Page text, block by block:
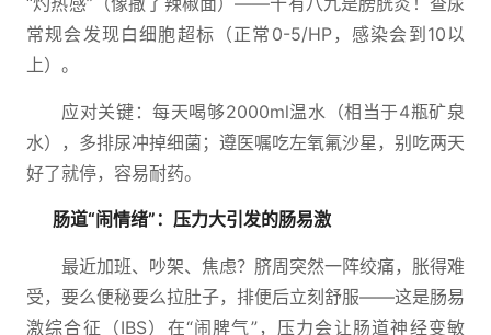
常规会发现白细胞超标（正常0-5/HP，感染会到10以
上）。
应对关键：每天喝够2000ml温水（相当于4瓶矿泉
水），多排尿冲掉细菌；遵医嘱吃左氧氟沙星，别吃两天
好了就停，容易耐药。
肠道“闹情绪”：压力大引发的肠易激
最近加班、吵架、焦虑？脐周突然一阵绞痛，胀得难
受，要么便秘要么拉肚子，排便后立刻舒服——这是肠易
激综合征（IBS）在“闹脾气”，压力会让肠道神经变敏